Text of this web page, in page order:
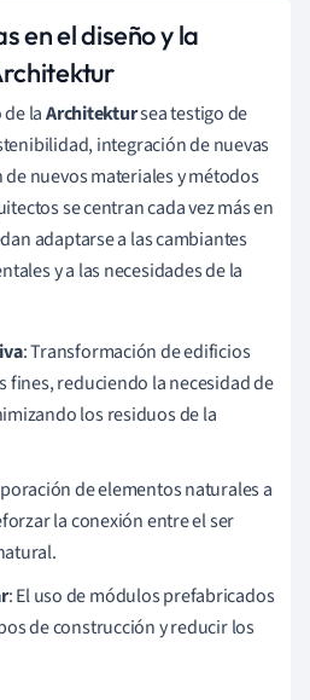
en el diseño y la
laArchitektursea testigo de
integración de nuevas
nuevos materiales y métodos
se centran cada vez más en
adaptarse a las cambiantes
y a las necesidades de la
: Transformación de edificios
fines, reduciendo la necesidad de
los residuos de la
de elementos naturales a
la conexión entre el ser
: El uso de módulos prefabricados
de construcción y reducir los